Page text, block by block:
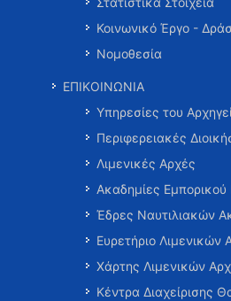
Κοινωνικό Έργο -
Νομοθεσία
ΕΠΙΚΟΙΝΩΝΙΑ
Υπηρεσίες του
Περιφερειακές
Λιμενικές Αρχές
Ακαδημίες Εμπορικού
Έδρες Ναυτιλιακών
Ευρετήριο Λιμενικών
Χάρτης Λιμενικών
Κέντρα Διαχείρισης